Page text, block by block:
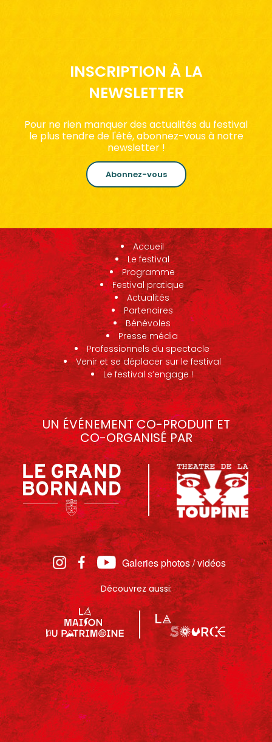
INSCRIPTION À LA
NEWSLETTER
Pour ne rien manquer des actualités du festival
le plus tendre de l'été, abonnez-vous à notre
newsletter !
Abonnez-vous
Accueil
Le festival
Programme
Festival pratique
Actualités
Partenaires
Bénévoles
Presse média
Professionnels du spectacle
Venir et se déplacer sur le festival
Le festival s’engage !
UN ÉVÉNEMENT CO-PRODUIT ET
CO-ORGANISÉ PAR
Galeries photos / vidéos
Découvrez aussi: